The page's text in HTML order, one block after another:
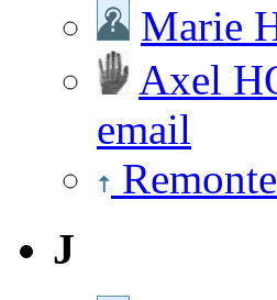
Marie
Axel
email
J